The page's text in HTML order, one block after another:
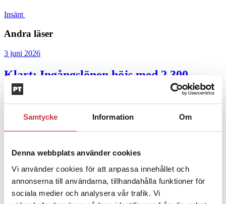
Samtycke Information Om
Denna webbplats använder cookies
Vi använder cookies för att anpassa innehållet och
annonserna till användarna, tillhandahålla funktioner för
sociala medier och analysera vår trafik. Vi
Insänt
Andra läser
3 juni 2026
Klart: Ingångslönen höjs med 2 300
kronor
Insändare:Miljoner i sjön –
godtyckliga grunder
1 juni 2026
Jens Mårtensson:Snart 20 år i tjänst – nu